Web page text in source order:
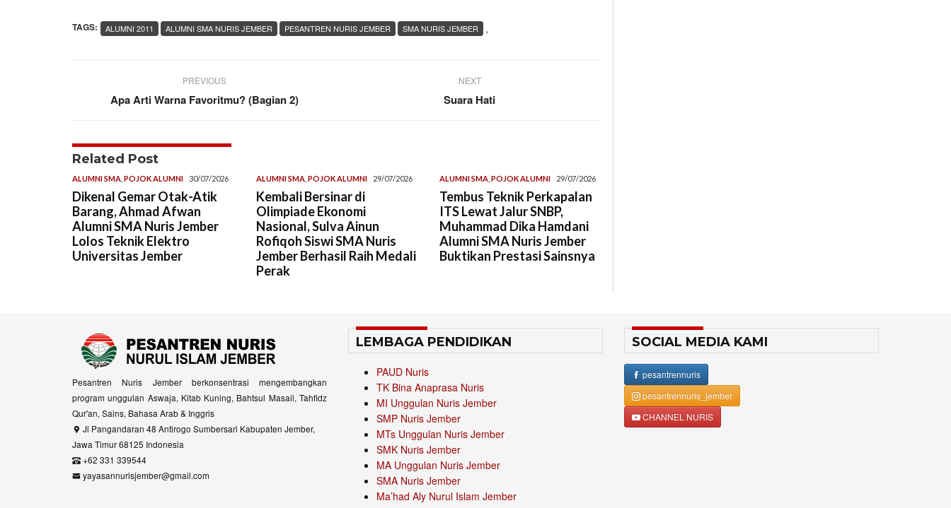
TAGS: ,
ALUMNI 2011 ALUMNI SMA NURIS JEMBER PESANTREN NURIS JEMBER SMA NURIS JEMBER
PREVIOUS
Apa Arti Warna Favoritmu? (Bagian 2)
NEXT
Suara Hati
Related Post
ALUMNI SMA POJOK ALUMNI 30/07/2026
Dikenal Gemar Otak-Atik
Barang, Ahmad Afwan
Alumni SMA Nuris Jember
Lolos Teknik Elektro
Universitas Jember
ALUMNI SMA, POJOK ALUMNI 29/07/2026
Kembali Bersinar di
Olimpiade Ekonomi
Nasional, Sulva Ainun
Rofiqoh Siswi SMA Nuris
Jember Berhasil Raih Medali
Perak
ALUMNI SMA ,POJOK ALUMNI 29/07/2026
Tembus Teknik Perkapalan
ITS Lewat Jalur SNBP,
Muhammad Dika Hamdani
Alumni SMA Nuris Jember
Buktikan Prestasi Sainsnya
Pesantren Nuris Jember berkonsentrasi mengembangkan
program unggulan Aswaja, Kitab Kuning, Bahtsul Masail, Tahfidz
Qur'an, Sains, Bahasa Arab & Inggris
Jl Pangandaran 48 Antirogo Sumbersari Kabupaten Jember,
Jawa Timur 68125 Indonesia
+62 331 339544
yayasannurisjember@gmail.com
LEMBAGA PENDIDIKAN
PAUD Nuris
TK Bina Anaprasa Nuris
MI Unggulan Nuris Jember
SMP Nuris Jember
MTs Unggulan Nuris Jember
SMK Nuris Jember
MA Unggulan Nuris Jember
SMA Nuris Jember
Ma’had Aly Nurul Islam Jember
SOCIAL MEDIA KAMI
pesantrennuris
pesantrennuris_jember
CHANNEL NURIS